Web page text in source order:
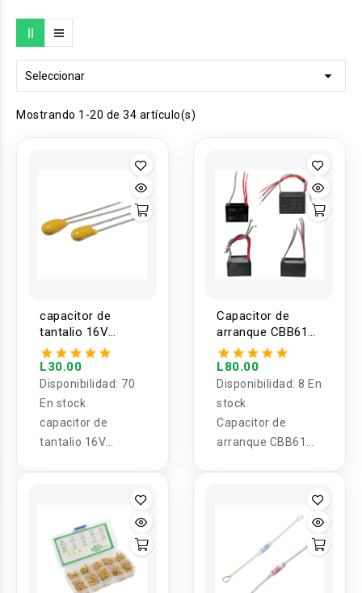
Seleccionar 
Mostrando 1-20 de 34 artículo(s)
capacitor de
tantalio 16V
4.7uf/22uf
L30.00
Disponibilidad: 70
En stock
capacitor de
tantalio 16V
Capacitor de
arranque CBB61
250v 3, 4 y 5
cables
L80.00
Disponibilidad: 8 En
stock
Capacitor de
arranque CBB61